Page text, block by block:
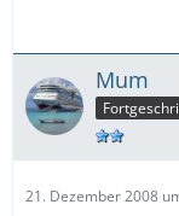
Mum
21. Dezember 2008